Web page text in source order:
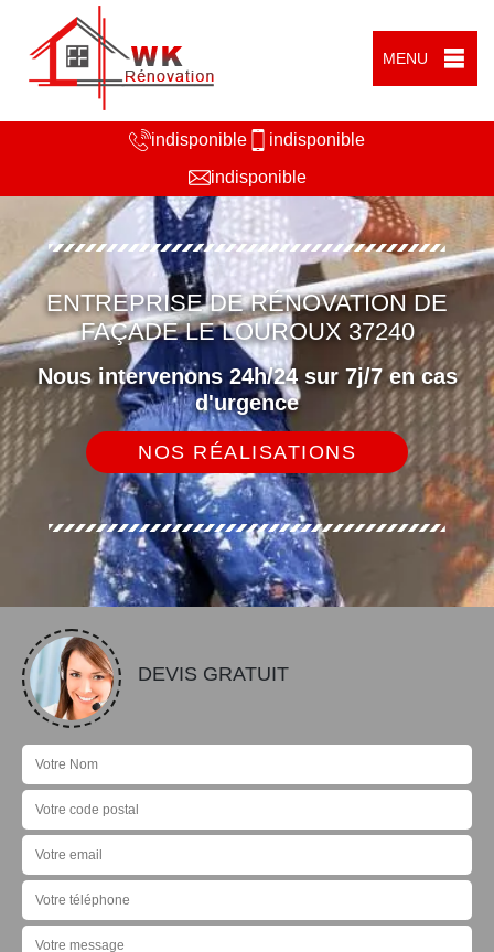
MENU
indisponible
indisponible
indisponible
ENTREPRISE DE RÉNOVATION DE
FAÇADE LE LOUROUX 37240
Nous intervenons 24h/24 sur 7j/7 en cas
d'urgence
NOS RÉALISATIONS
DEVIS GRATUIT